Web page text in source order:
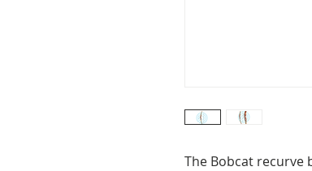
The Bobcat recurve